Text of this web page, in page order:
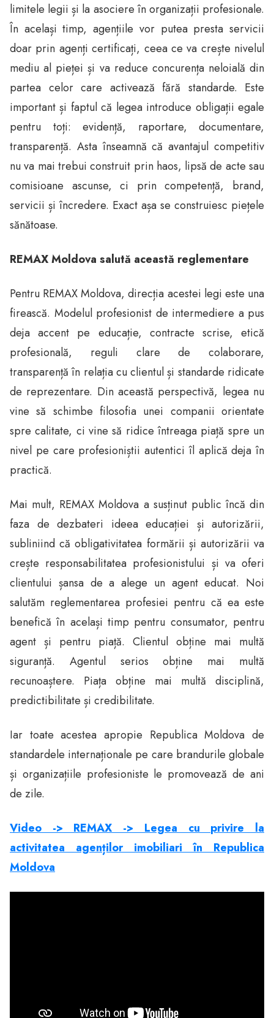
limitele legii și la asociere în organizații profesionale.
În același timp, agențiile vor putea presta servicii
doar prin agenți certificați, ceea ce va crește nivelul
mediu al pieței și va reduce concurența neloială din
partea celor care activează fără standarde. Este
important și faptul că legea introduce obligații egale
pentru toți: evidență, raportare, documentare,
transparență. Asta înseamnă că avantajul competitiv
nu va mai trebui construit prin haos, lipsă de acte sau
comisioane ascunse, ci prin competență, brand,
servicii și încredere. Exact așa se construiesc piețele
sănătoase.
REMAX Moldova salută această reglementare
Pentru REMAX Moldova, direcția acestei legi este una
firească. Modelul profesionist de intermediere a pus
deja accent pe educație, contracte scrise, etică
profesională, reguli clare de colaborare,
transparență în relația cu clientul și standarde ridicate
de reprezentare. Din această perspectivă, legea nu
vine să schimbe filosofia unei companii orientate
spre calitate, ci vine să ridice întreaga piață spre un
nivel pe care profesioniștii autentici îl aplică deja în
practică.
Mai mult, REMAX Moldova a susținut public încă din
faza de dezbateri ideea educației și autorizării,
subliniind că obligativitatea formării și autorizării va
crește responsabilitatea profesionistului și va oferi
clientului șansa de a alege un agent educat. Noi
salutăm reglementarea profesiei pentru că ea este
benefică în același timp pentru consumator, pentru
agent și pentru piață. Clientul obține mai multă
siguranță. Agentul serios obține mai multă
recunoaștere. Piața obține mai multă disciplină,
predictibilitate și credibilitate.
Iar toate acestea apropie Republica Moldova de
standardele internaționale pe care brandurile globale
și organizațiile profesioniste le promovează de ani
de zile.
Video -> REMAX -> Legea cu privire la
activitatea agenților imobiliari în Republica
Moldova